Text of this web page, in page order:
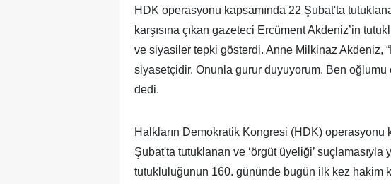
HDK operasyonu kapsamında 22 Şubat'ta
karşısına çıkan gazeteci Ercüment Akdeniz’in
ve siyasiler tepki gösterdi. Anne Milkinaz Akdeniz,
siyasetçidir. Onunla gurur duyuyorum. Ben oğlumu
dedi.
Halkların Demokratik Kongresi (HDK) operasyonu
Şubat'ta tutuklanan ve ‘örgüt üyeliği’
tutukluluğunun 160. gününde bugün ilk kez hakim